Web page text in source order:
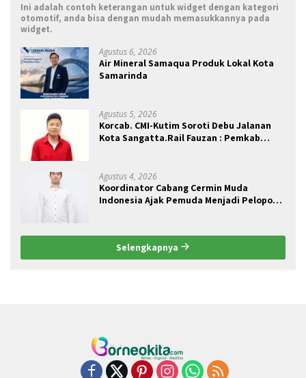
Ini adalah contoh keterangan untuk widget dengan kategori
otomotif, anda bisa dengan mudah memasukkannya pada
widget.
Agustus 6, 2026
Air Mineral Samaqua Produk Lokal Kota
Samarinda
Agustus 5, 2026
Korcab. CMI-Kutim Soroti Debu Jalanan
Kota Sangatta.Rail Fauzan : Pemkab
Agustus 4, 2026
Koordinator Cabang Cermin Muda
Indonesia Ajak Pemuda Menjadi Pelopor
Selengkapnya